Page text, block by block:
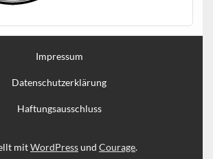
Impressum
Datenschutzerklärung
Haftungsausschluss
mitWordPressund Courage.